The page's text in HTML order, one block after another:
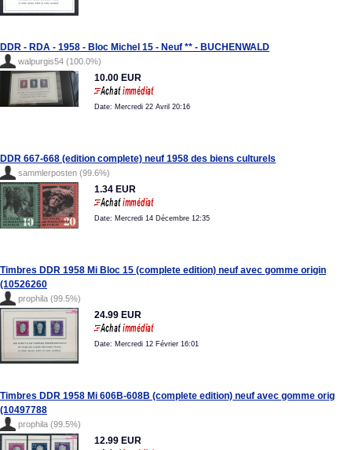
DDR - RDA - 1958 - Bloc Michel 15 - Neuf ** - BUCHENWALD
walpurgis54 (100.0%)
10.00 EUR
Date: Mercredi 22 Avril 20:16
DDR 667-668 (edition complete) neuf 1958 des biens culturels
sammlerposten (99.6%)
1.34 EUR
Date: Mercredi 14 Décembre 12:35
Timbres DDR 1958 Mi Bloc 15 (complete edition) neuf avec gomme origin
(10526260
prophila (99.5%)
24.99 EUR
Date: Mercredi 12 Février 16:01
Timbres DDR 1958 Mi 606B-608B (complete edition) neuf avec gomme orig
(10497788
prophila (99.5%)
12.99 EUR